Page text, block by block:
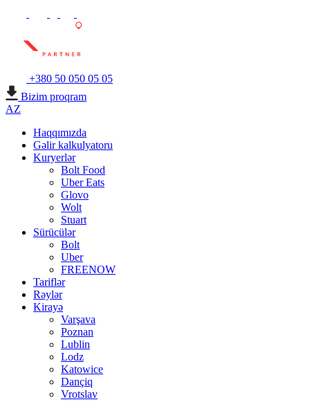
+380 50 050 05 05
Bizim proqram
AZ
Haqqımızda
Gəlir kalkulyatoru
Kuryerlər
Bolt Food
Uber Eats
Glovo
Wolt
Stuart
Sürücülər
Bolt
Uber
FREENOW
Tariflər
Rəylər
Kirayə
Varşava
Poznan
Lublin
Lodz
Katowice
Dançiq
Vrotslav